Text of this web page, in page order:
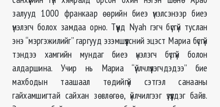
залууд 1000 франкаар өөрийн биеэ үнэлсэнээр биеэ
үнэлэгч болох замдаа орно. Түүнд Nyah гэгч бүсгүй туслан
энэ “мэргэжилийг” гаргууд эзэмшүүлсний эцэст Мариа бүсгүй
тэндээ хамгийн мундаг биеэ үнэлэгч бүсгүй болон
алдаршина. Учир нь Мариа “үйлчлүүлэгчдэдээ” бие
махбодын таашаал төдийгүй сэтгэл санааны
гайхамшигтай сайхан зөвлөгөө, үйлчилгээг үзүүлдэг байв.